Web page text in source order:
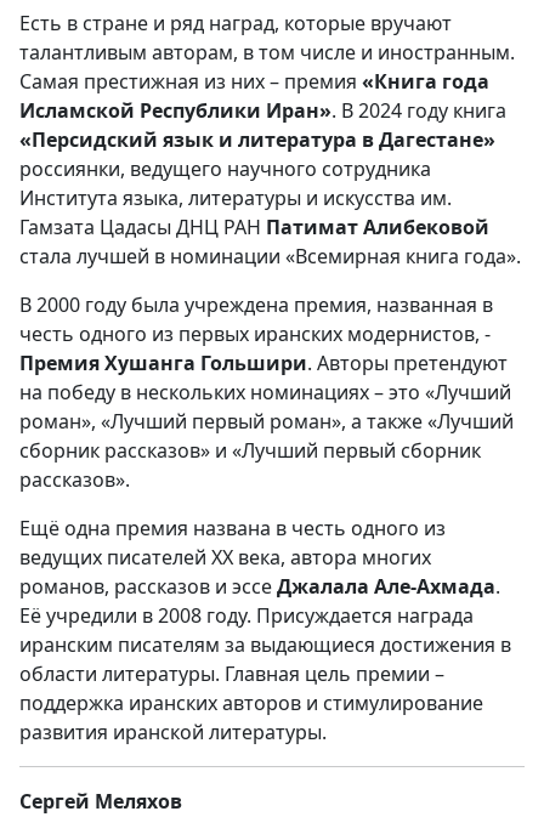
Есть в стране и ряд наград, которые вручают
талантливым авторам, в том числе и иностранным.
Самая престижная из них – премия «Книга года
Исламской Республики Иран». В 2024 году книга
«Персидский язык и литература в Дагестане»
россиянки, ведущего научного сотрудника
Института языка, литературы и искусства им.
Гамзата Цадасы ДНЦ РАН Патимат Алибековой
стала лучшей в номинации «Всемирная книга года».
В 2000 году была учреждена премия, названная в
честь одного из первых иранских модернистов, -
Премия Хушанга Гольшири. Авторы претендуют
на победу в нескольких номинациях – это «Лучший
роман», «Лучший первый роман», а также «Лучший
сборник рассказов» и «Лучший первый сборник
рассказов».
Ещё одна премия названа в честь одного из
ведущих писателей XX века, автора многих
романов, рассказов и эссеДжалала Але-Ахмада.
Её учредили в 2008 году. Присуждается награда
иранским писателям за выдающиеся достижения в
области литературы. Главная цель премии –
поддержка иранских авторов и стимулирование
развития иранской литературы.
Сергей Меляхов